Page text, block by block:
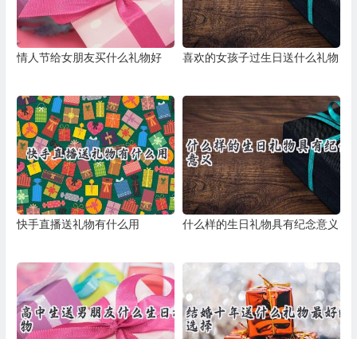
情人节给女朋友买什么礼物好 喜欢的女孩子过生日送什么礼物
快手直播送礼物有什么用 什么样的生日礼物具有纪念意义